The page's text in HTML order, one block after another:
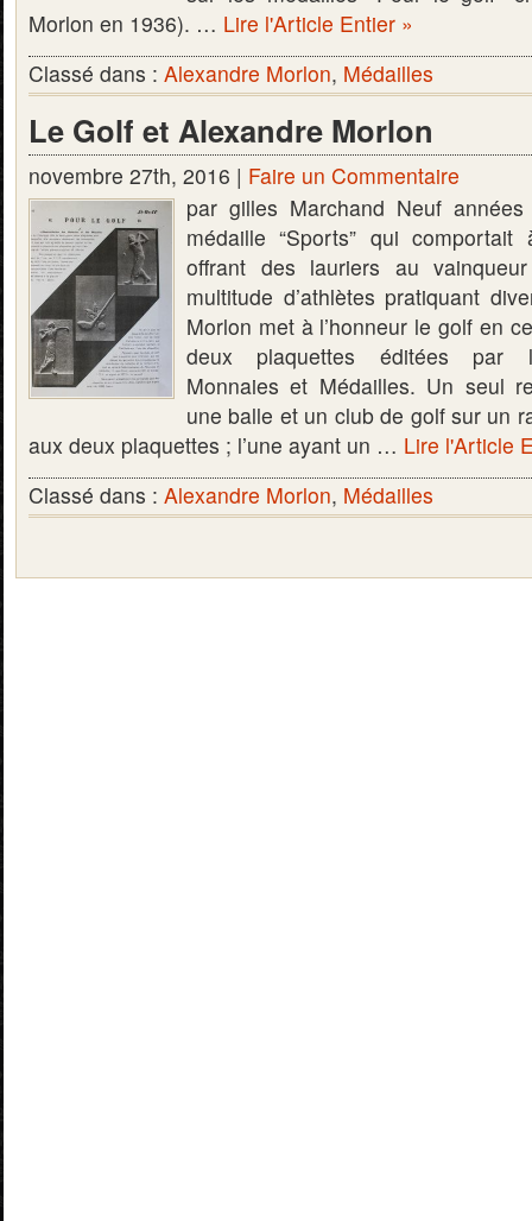
Morlon en 1936). … Lire l'Article Entier »
Classé dans : Alexandre Morlon, Médailles
Le Golf et Alexandre Morlon
novembre 27th, 2016 | Faire un Commentaire
par gilles Marchand Neuf
médaille “Sports” qui
offrant des lauriers au
multitude d’athlètes pratiquant
Morlon met à l’honneur le golf en
deux plaquettes éditées par
Monnaies et Médailles. Un seul
une balle et un club de golf sur un
aux deux plaquettes ; l’une ayant un … Lire l'Article
Classé dans : Alexandre Morlon, Médailles